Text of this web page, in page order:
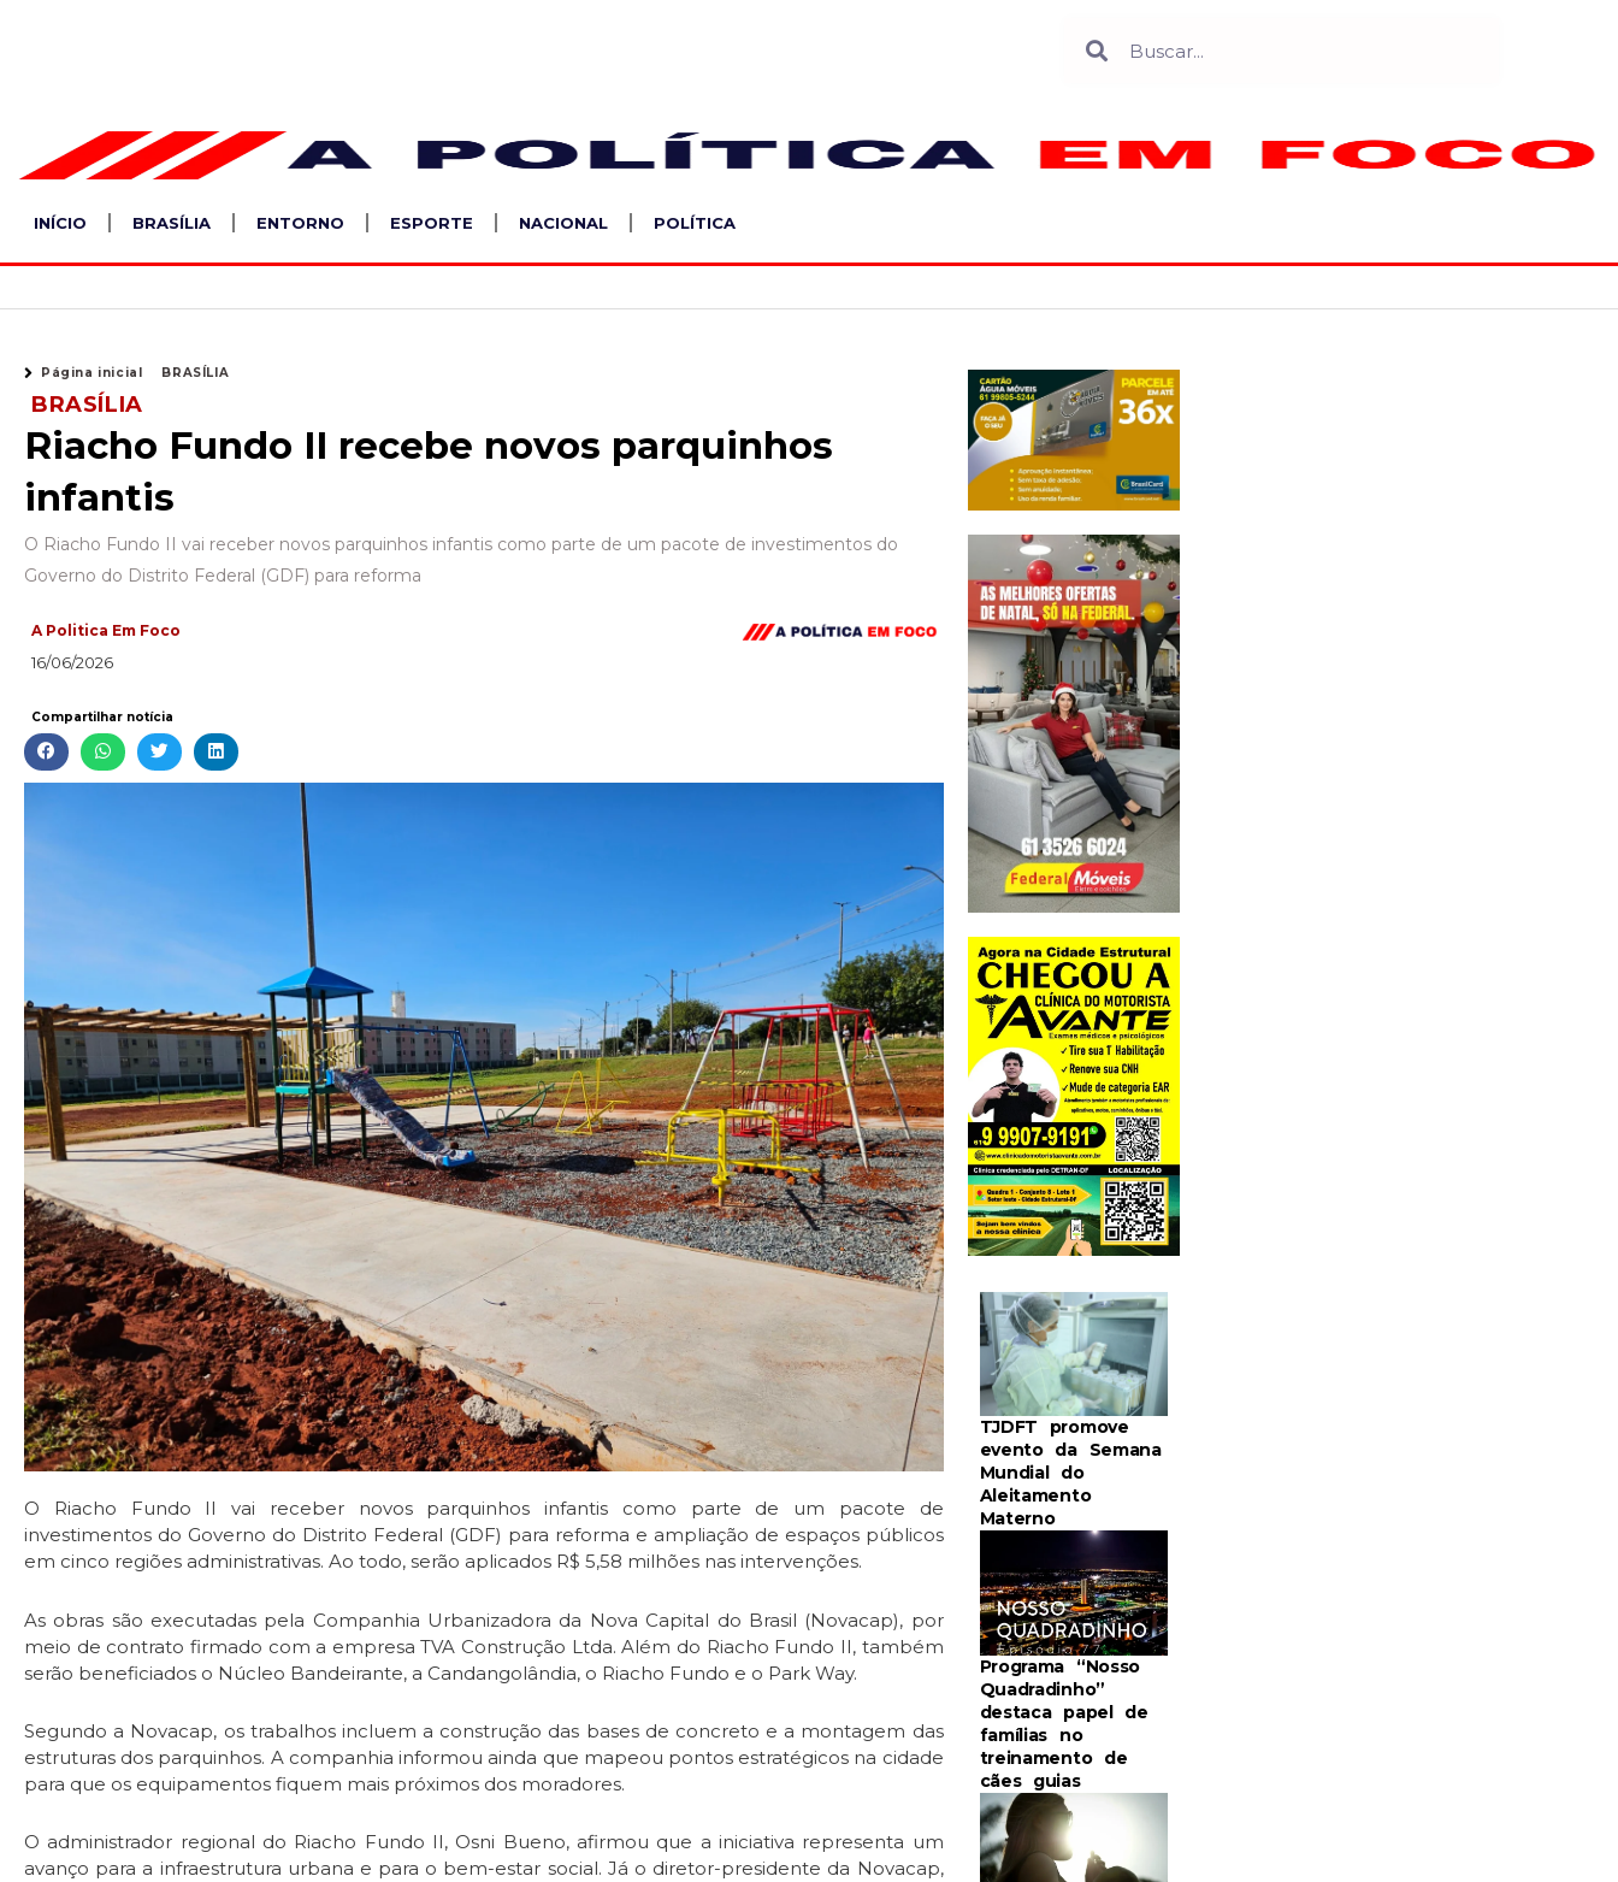
INÍCIO BRASÍLIA ENTORNO ESPORTE NACIONAL POLÍTICA
Página inicial BRASÍLIA
BRASÍLIA
Riacho Fundo II recebe novos parquinhos
infantis
O Riacho Fundo II vai receber novos parquinhos infantis como parte de um pacote de investimentos do
Governo do Distrito Federal (GDF) para reforma
A Politica Em Foco
16/06/2026
Compartilhar notícia
O Riacho Fundo II vai receber novos parquinhos infantis como parte de um pacote de
investimentos do Governo do Distrito Federal (GDF) para reforma e ampliação de espaços públicos
em cinco regiões administrativas. Ao todo, serão aplicados R$ 5,58 milhões nas intervenções.
As obras são executadas pela Companhia Urbanizadora da Nova Capital do Brasil (Novacap), por
meio de contrato firmado com a empresa TVA Construção Ltda. Além do Riacho Fundo II, também
serão beneficiados o Núcleo Bandeirante, a Candangolândia, o Riacho Fundo e o Park Way.
Segundo a Novacap, os trabalhos incluem a construção das bases de concreto e a montagem das
estruturas dos parquinhos. A companhia informou ainda que mapeou pontos estratégicos na cidade
para que os equipamentos fiquem mais próximos dos moradores.
O administrador regional do Riacho Fundo II, Osni Bueno, afirmou que a iniciativa representa um
avanço para a infraestrutura urbana e para o bem-estar social. Já o diretor-presidente da Novacap,
TJDFT promove
evento da Semana
Mundial do
Aleitamento
Materno
Programa “Nosso
Quadradinho”
destaca papel de
famílias no
treinamento de
cães guias